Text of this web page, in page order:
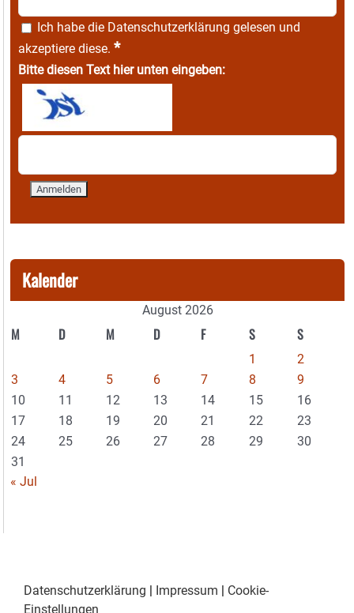
Ich habe die Datenschutzerklärung gelesen und
akzeptiere diese. *
Bitte diesen Text hier unten eingeben:
Kalender
August 2026
M D M D F S S
1
2
3
4 5 6 7 8
9
10
11 12 13 14 15
16
17
18 19 20 21 22
23
24
25 26 27 28 29
30
31
« Jul
Datenschutzerklärung Impressum
Cookie-
Einstellungen